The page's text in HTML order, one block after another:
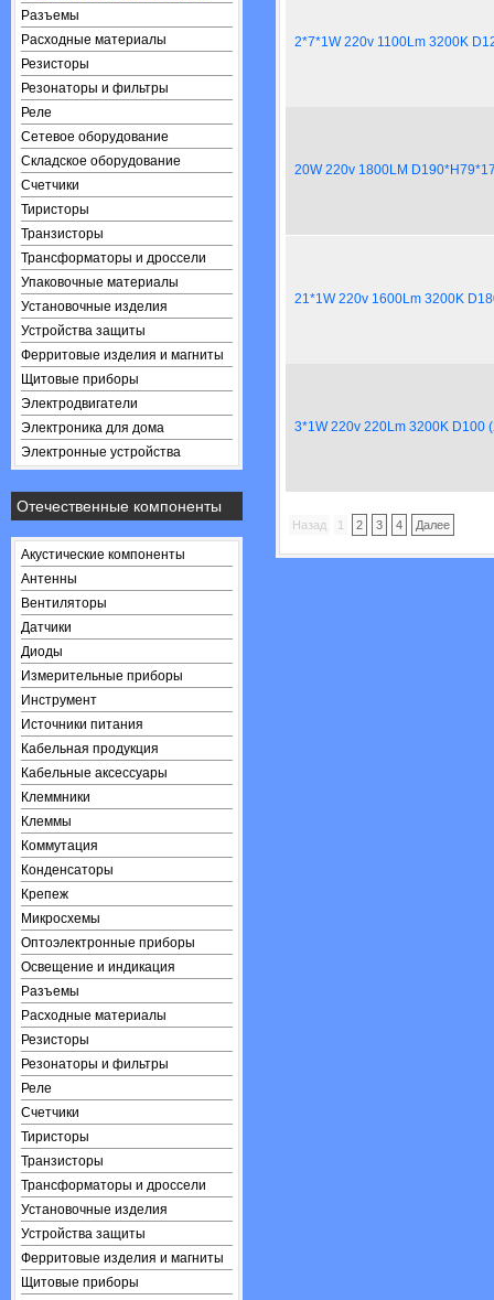
Разъемы
Расходные материалы
Резисторы
Резонаторы и фильтры
Реле
Сетевое оборудование
Складское оборудование
Счетчики
Тиристоры
Транзисторы
Трансформаторы и дроссели
Упаковочные материалы
Установочные изделия
Устройства защиты
Ферритовые изделия и магниты
Щитовые приборы
Электродвигатели
Электроника для дома
Электронные устройства
Отечественные компоненты
Акустические компоненты
Антенны
Вентиляторы
Датчики
Диоды
Измерительные приборы
Инструмент
Источники питания
Кабельная продукция
Кабельные аксессуары
Клеммники
Клеммы
Коммутация
Конденсаторы
Крепеж
Микросхемы
Оптоэлектронные приборы
Освещение и индикация
Разъемы
Расходные материалы
Резисторы
Резонаторы и фильтры
Реле
Счетчики
Тиристоры
Транзисторы
Трансформаторы и дроссели
Установочные изделия
Устройства защиты
Ферритовые изделия и магниты
Щитовые приборы
2*7*1W 220v 1100Lm 3200K
20W 220v 1800LM
21*1W 220v 1600Lm 3200K
3*1W 220v 220Lm 3200K D100
Назад 1 2 3 4 Далее